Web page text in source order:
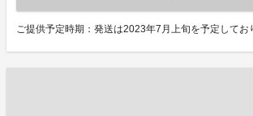
ご提供予定時期：発送は2023年7月上旬を予定してお